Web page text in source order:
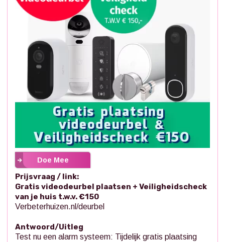
Doe Mee
Prijsvraag / link:
Gratis videodeurbel plaatsen + Veiligheidscheck
van je huis t.w.v. €150
Verbeterhuizen.nl/deurbel
Antwoord/Uitleg
Test nu een alarm systeem: Tijdelijk gratis plaatsing